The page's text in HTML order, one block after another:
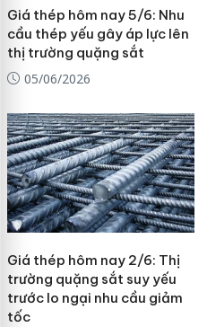
Giá thép hôm nay 5/6: Nhu
cầu thép yếu gây áp lực lên
thị trường quặng sắt
05/06/2026
Giá thép hôm nay 2/6: Thị
trường quặng sắt suy yếu
trước lo ngại nhu cầu giảm
tốc